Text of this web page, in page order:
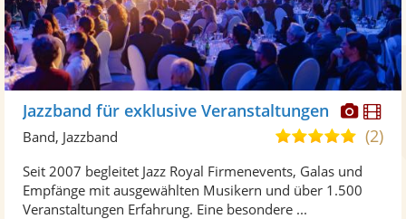
Fotos
Jazzband für exklusive Veranstaltungen
5,0
5
(2)
Band, Jazzband
Seit 2007 begleitet Jazz Royal Firmenevents, Galas und
Empfänge mit ausgewählten Musikern und über 1.500
Veranstaltungen Erfahrung. Eine besondere ...